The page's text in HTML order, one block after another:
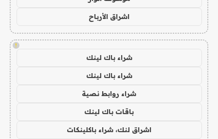
اشراق الأرباح
!
شراء باك لينك
شراء باك لينك
شراء روابط نصية
باقات باك لينك
اشراق لنك، شراء باكلينكات